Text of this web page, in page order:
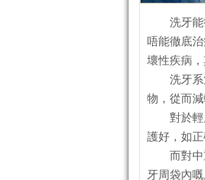
洗牙
唔能徹底
壞性疾病
洗牙
物，從而
對於
護好，如正
而對
牙周袋內